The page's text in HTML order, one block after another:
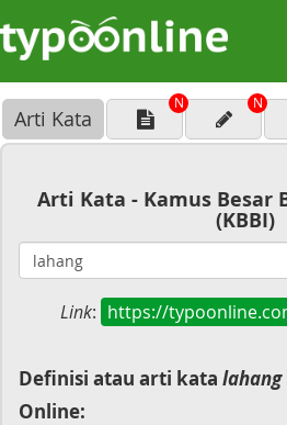
Arti Kata
N N
Arti Kata - Kamus Besar
(KBBI)
Link: https://
Definisi atau arti kata lahang
Online: